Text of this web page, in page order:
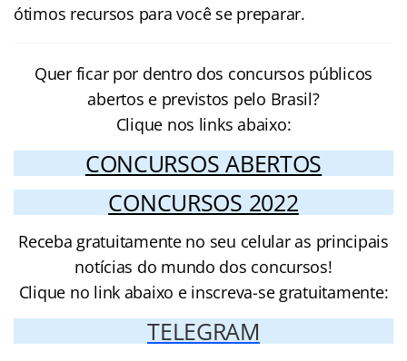
ótimos recursos para você se preparar.
Quer ficar por dentro dos concursos públicos
abertos e previstos pelo Brasil?
Clique nos links abaixo:
CONCURSOS ABERTOS
CONCURSOS 2022
Receba gratuitamente no seu celular as principais
notícias do mundo dos concursos!
Clique no link abaixo e inscreva-se gratuitamente:
TELEGRAM